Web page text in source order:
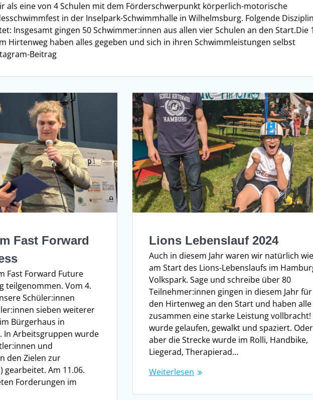
als eine von 4 Schulen mit dem Förderschwerpunkt körperlich-motorische
in der Inselpark-Schwimmhalle in Wilhelmsburg. Folgende
Insgesamt gingen 50 Schwimmer:innen aus allen vier Schulen an den Start.Die
Hirtenweg haben alles gegeben und sich in ihren Schwimmleistungen selbst
Beitrag
Fast Forward
Fast Forward Future
teilgenommen. Vom 4.
Schüler:innen
sieben weiterer
Bürgerhaus in
In Arbeitsgruppen wurde
und
den Zielen zur
gearbeitet. Am 11.06.
Forderungen im
Lions Lebenslauf 2024
Auch in diesem Jahr waren wir natürlich
am Start des Lions-Lebenslaufs im
Volkspark. Sage und schreibe über 80
Teilnehmer:innen gingen in diesem Jahr für
den Hirtenweg an den Start und haben alle
zusammen eine starke Leistung vollbracht!
wurde gelaufen, gewalkt und spaziert. Oder
aber die Strecke wurde im Rolli, Handbike,
Liegerad, Therapierad…
Weiterlesen